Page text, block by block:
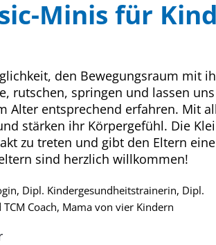
Minis für
den Bewegungsraum mit
rutschen, springen und lassen
Alter entsprechend erfahren. Mit
stärken ihr Körpergefühl. Die
zu treten und gibt den Eltern
sind herzlich willkommen!
Dipl. Kindergesundheitstrainerin, Dipl.
Coach, Mama von vier Kindern